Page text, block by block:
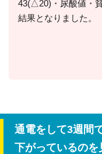
43(△20)・尿酸値・
結果となりました。
通電をして3週間
下がっているの